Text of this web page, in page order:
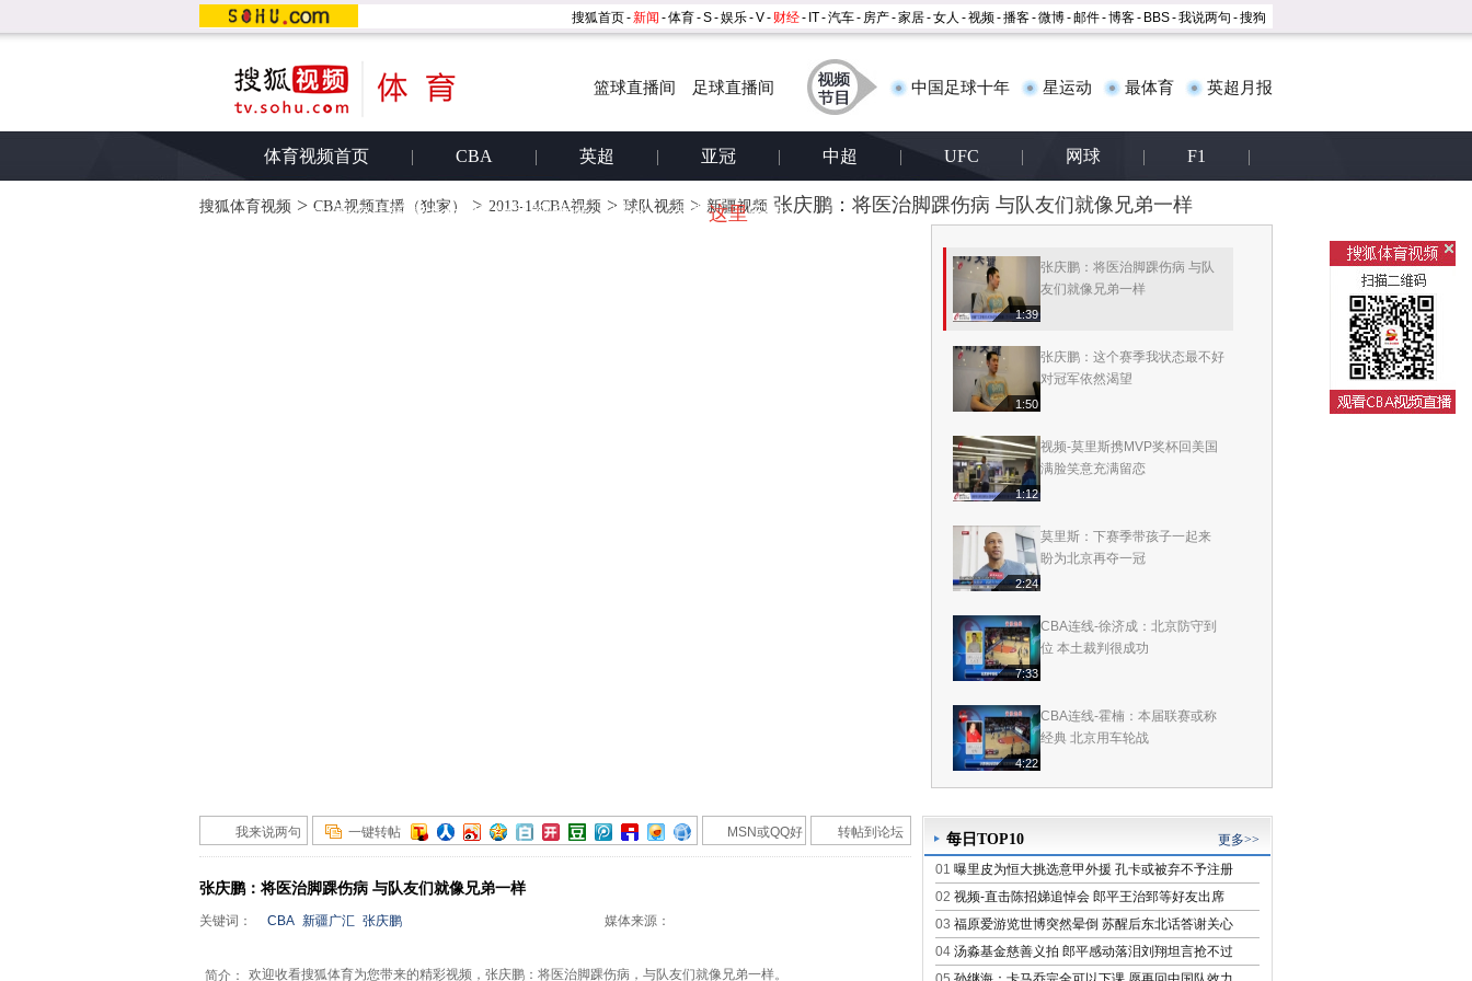
搜狐首页-新闻 -体育-S-娱乐-V- 财经- IT-汽车- 房产-家居-女人 -视频-播客-微博-邮件-博客- BBS-我说两句 -搜狗
篮球直播间 足球直播间 中国足球十年 星运动 最体育 英超月报
体育视频首页 | CBA | 英超 | 亚冠 | 中超 | UFC | 网球 | F1 |
体育首页
搜狐体育视频 > CBA视频直播（独家） > 2013-14CBA视频 > 球队视频 > 新疆视频 张庆鹏：将医治脚踝伤病 与队友们就像兄弟一样
由于您未安装flash播放器视频无法播放，点击这里安装
援18分全队最高
2:4
金隅参加市政府活动 老马成第3
1:53
新疆董事长：五年内夺总冠军
将对周琦专门培养
1:39
张庆鹏：将医治脚踝伤病 与队
友们就像兄弟一样
1:50
张庆鹏：这个赛季我状态最不好
对冠军依然渴望
1:12
视频-莫里斯携MVP奖杯回美国
满脸笑意充满留恋
2:24
莫里斯：下赛季带孩子一起来
盼为北京再夺一冠
7:33
CBA连线-徐济成：北京防守到
位 本土裁判很成功
4:22
CBA连线-霍楠：本届联赛或称
经典 北京用车轮战
2:54
5:34
CBA连线-霍楠：总决赛北京战
术成功 新疆输心态
我来说两句 一键转帖
MSN或QQ好
友
转帖到论坛
张庆鹏：将医治脚踝伤病 与队友们就像兄弟一样
关键词： CBA 新疆广汇 张庆鹏 媒体来源：
简介： 欢迎收看搜狐体育为您带来的精彩视频，张庆鹏：将医治脚踝伤病，与队友们就像兄弟一样。
每日TOP10
更多>>
01 曝里皮为恒大挑选意甲外援 孔卡或被弃不予注册
02 视频-直击陈招娣追悼会 郎平王治郅等好友出席
03 福原爱游览世博突然晕倒 苏醒后东北话答谢关心
04 汤淼基金慈善义拍 郎平感动落泪刘翔坦言抢不过